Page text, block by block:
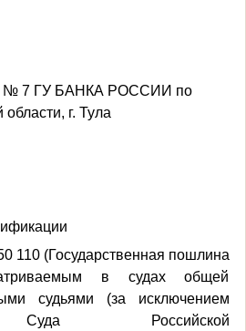
№ 7 ГУ БАНКА РОССИИ по
г. Тула
110 (Государственная пошлина
в судах общей
судьями (за исключением
Суда Российской